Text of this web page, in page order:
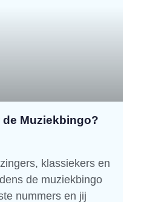
Muziekbingo?
klassiekers en
de muziekbingo
nummers en jij